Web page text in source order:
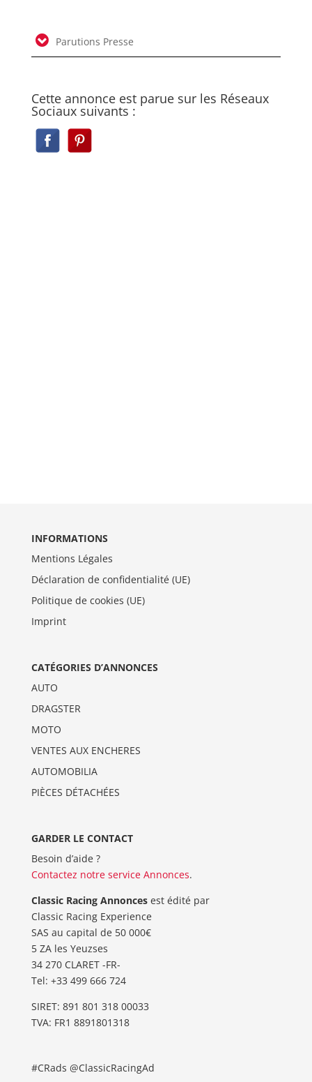
Parutions Presse
Cette annonce est parue sur les Réseaux
Sociaux suivants :
INFORMATIONS
Mentions Légales
Déclaration de confidentialité (UE)
Politique de cookies (UE)
Imprint
CATÉGORIES D’ANNONCES
AUTO
DRAGSTER
MOTO
VENTES AUX ENCHERES
AUTOMOBILIA
PIÈCES DÉTACHÉES
GARDER LE CONTACT
Besoin d’aide ?
Contactez notre service Annonces.
Classic Racing Annoncesest édité par
Classic Racing Experience
SAS au capital de 50 000€
5 ZA les Yeuzses
34 270 CLARET -FR-
Tel: ‭+33 499 666 724‬
SIRET: 891 801 318 00033
TVA: FR1 8891801318
#CRads @ClassicRacingAd